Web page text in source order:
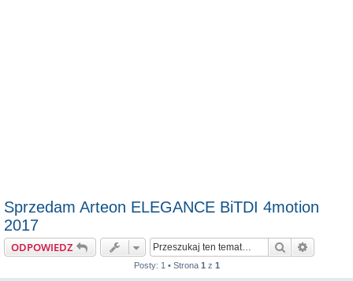
Sprzedam Arteon ELEGANCE BiTDI 4motion
2017
ODPOWIEDZ Szukaj
Posty: 1 • Strona 1 z 1